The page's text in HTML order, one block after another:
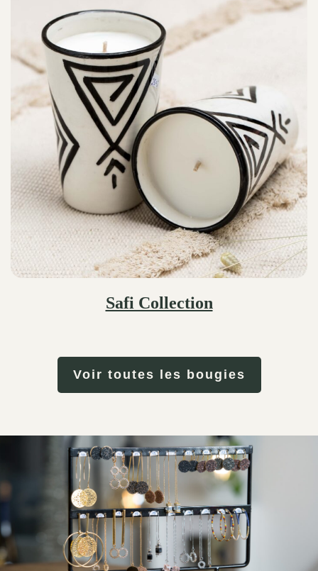
Safi Collection
Voir toutes les bougies